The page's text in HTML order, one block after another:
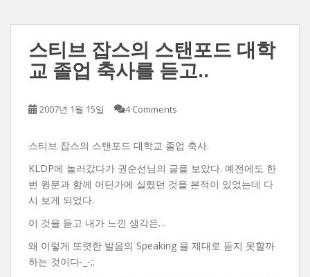
스티브 잡스의 스탠포드 대학
교 졸업 축사를 듣고..
2007년 1월 15일 4 Comments
스티브 잡스의 스탠포드 대학교 졸업 축사.
KLDP에 놀러갔다가 권순선님의 글을 보았다. 예전에도 한
번 원문과 함께 어딘가에 실렸던 것을 본적이 있었는데 다
시 보게 되었다.
이 것을 듣고 내가 느낀 생각은…
왜 이렇게 또렷한 발음의 Speaking 을 제대로 듣지 못할까
하는 것이다-_-;;